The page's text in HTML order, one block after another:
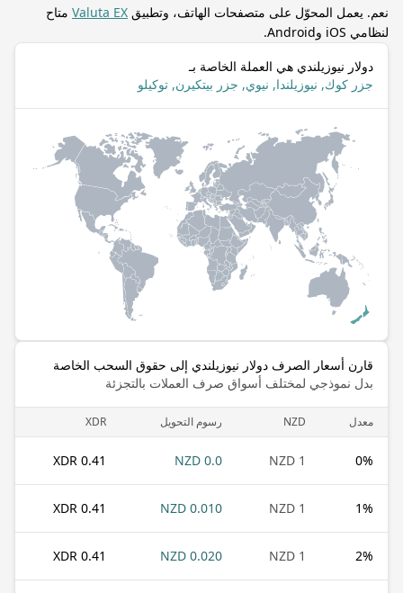
نعم. يعمل المحوّل على متصفحات الهاتف، وتطبيق Valuta EX متاح
لنظامي iOS وAndroid.
دولار نيوزيلندي هي العملة الخاصة بـ
جزر كوك, نيوزيلندا, نيوي, جزر بيتكيرن, توكيلو
قارن أسعار الصرف دولار نيوزيلندي إلى حقوق السحب الخاصة
بدل نموذجي لمختلف أسواق صرف العملات بالتجزئة
معدل NZD رسوم التحويل XDR
0%
1 NZD
0.0 NZD
0.41 XDR
1%
1 NZD
0.010 NZD
0.41 XDR
2%
1 NZD
0.020 NZD
0.41 XDR